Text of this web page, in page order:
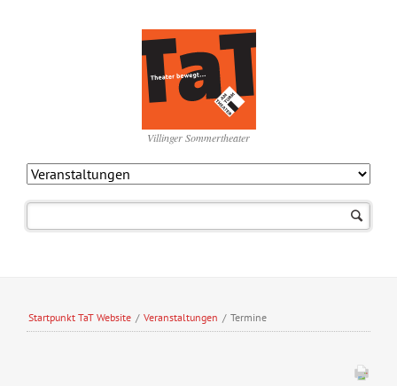
Villinger Sommertheater
Startpunkt TaT Website / Veranstaltungen / Termine